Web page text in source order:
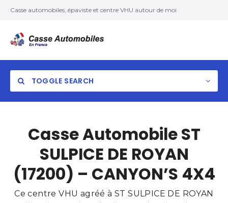
Casse automobiles, épaviste et centre VHU autour de moi
TOGGLE SEARCH
Casse Automobile ST
SULPICE DE ROYAN
(17200) – CANYON’S 4X4
Ce centre VHU agréé à ST SULPICE DE ROYAN